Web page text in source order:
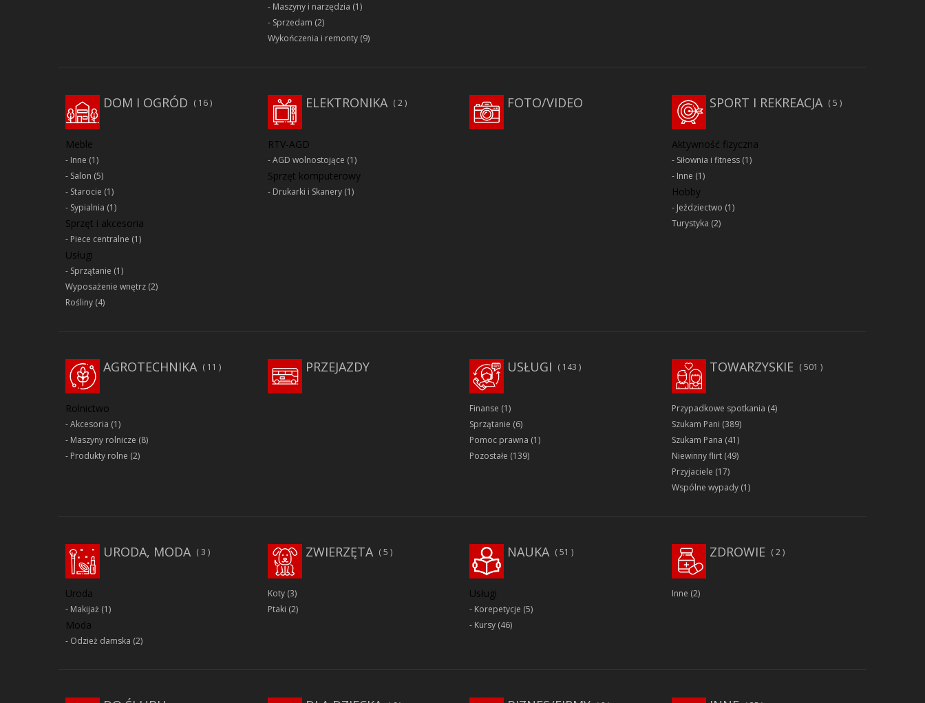
Maszyny i narzędzia (1)
Sprzedam (2)
Wykończenia i remonty(9)
DOM I OGRÓD 16
Meble
Inne (1)
Salon (5)
Starocie (1)
Sypialnia (1)
Sprzęt i akcesoria
Piece centralne (1)
Usługi
Sprzątanie (1)
Wyposażenie wnętrz (2)
Rośliny (4)
2
ELEKTRONIKA
RTV-AGD
AGD wolnostojące (1)
Sprzęt komputerowy
Drukarki i Skanery(1)
FOTO/VIDEO SPORT I REKREACJA 5
Aktywność fizyczna
Siłownia i fitness(1)
Inne (1)
Hobby
Jeździectwo (1)
Turystyka (2)
AGROTECHNIKA 11
Rolnictwo
Akcesoria (1)
Maszyny rolnicze (8)
Produkty rolne (2)
PRZEJAZDY 143
USŁUGI
Finanse (1)
Sprzątanie (6)
Pomoc prawna (1)
Pozostałe (139)
TOWARZYSKIE 501
Przypadkowe spotkania (4)
Szukam Pani (389)
Szukam Pana (41)
Niewinny flirt(49)
Przyjaciele (17)
Wspólne wypady(1)
URODA, MODA 3
Uroda
Makijaż (1)
Moda
Odzież damska (2)
ZWIERZĘTA 5
Koty(3)
Ptaki (2)
51
NAUKA
Usługi
Korepetycje (5)
Kursy (46)
ZDROWIE 2
Inne (2)